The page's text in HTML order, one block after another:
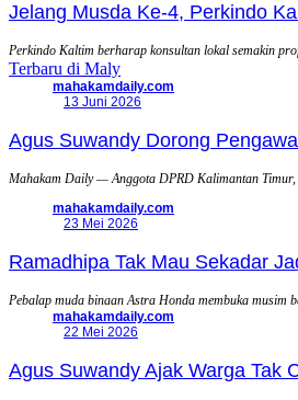
Jelang Musda Ke-4, Perkindo
Perkindo Kaltim berharap konsultan lokal semakin
Terbaru di Maly
mahakamdaily.com
13 Juni 2026
Agus Suwandy Dorong
Mahakam Daily — Anggota DPRD Kalimantan Timur,
mahakamdaily.com
23 Mei 2026
Ramadhipa Tak Mau Sekadar
Pebalap muda binaan Astra Honda membuka musim
mahakamdaily.com
22 Mei 2026
Agus Suwandy Ajak Warga Tak